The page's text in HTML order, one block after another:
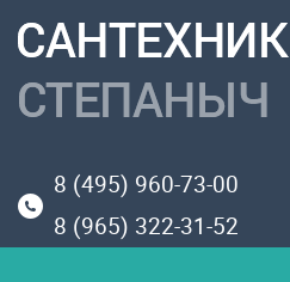
8 (495) 960-73-00
8 (965) 322-31-52